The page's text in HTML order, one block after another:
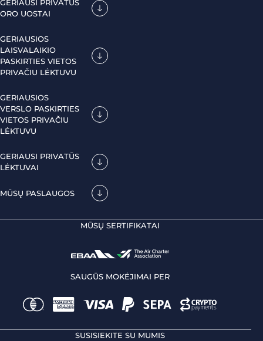
GERIAUSI PRIVATŪS
ORO UOSTAI
GERIAUSIOS
LAISVALAIKIO
PASKIRTIES VIETOS
PRIVAČIU LĖKTUVU
GERIAUSIOS
VERSLO PASKIRTIES
VIETOS PRIVAČIU
LĖKTUVU
GERIAUSI PRIVATŪS
LĖKTUVAI
MŪSŲ PASLAUGOS
MŪSŲ SERTIFIKATAI
SAUGŪS MOKĖJIMAI PER
SUSISIEKITE SU MUMIS